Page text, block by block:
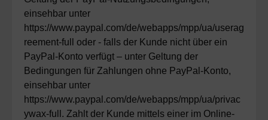
einsehbar unter
https://www.paypal.com/de/webapps/mpp/ua/userag
reement-full oder - falls der Kunde nicht über ein
PayPal-Konto verfügt – unter Geltung der
Bedingungen für Zahlungen ohne PayPal-Konto,
einsehbar unter
https://www.paypal.com/de/webapps/mpp/ua/privac
ywax-full. Zahlt der Kunde mittels einer im Online-